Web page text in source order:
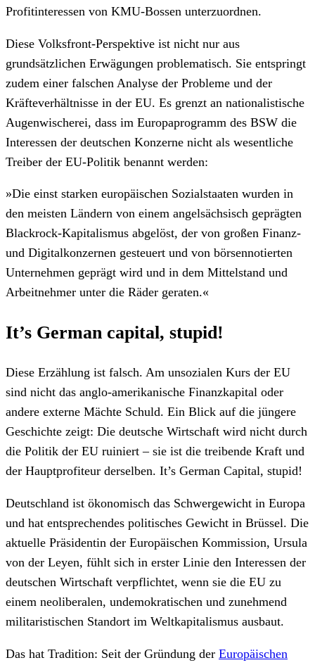
Profitinteressen von KMU-Bossen unterzuordnen.
Diese Volksfront-Perspektive ist nicht nur aus
grundsätzlichen Erwägungen problematisch. Sie entspringt
zudem einer falschen Analyse der Probleme und der
Kräfteverhältnisse in der EU. Es grenzt an nationalistische
Augenwischerei, dass im Europaprogramm des BSW die
Interessen der deutschen Konzerne nicht als wesentliche
Treiber der EU-Politik benannt werden:
»Die einst starken europäischen Sozialstaaten wurden in
den meisten Ländern von einem angelsächsisch geprägten
Blackrock-Kapitalismus abgelöst, der von großen Finanz-
und Digitalkonzernen gesteuert und von börsennotierten
Unternehmen geprägt wird und in dem Mittelstand und
Arbeitnehmer unter die Räder geraten.«
It’s German capital, stupid!
Diese Erzählung ist falsch. Am unsozialen Kurs der EU
sind nicht das anglo-amerikanische Finanzkapital oder
andere externe Mächte Schuld. Ein Blick auf die jüngere
Geschichte zeigt: Die deutsche Wirtschaft wird nicht durch
die Politik der EU ruiniert – sie ist die treibende Kraft und
der Hauptprofiteur derselben. It’s German Capital, stupid!
Deutschland ist ökonomisch das Schwergewicht in Europa
und hat entsprechendes politisches Gewicht in Brüssel. Die
aktuelle Präsidentin der Europäischen Kommission, Ursula
von der Leyen, fühlt sich in erster Linie den Interessen der
deutschen Wirtschaft verpflichtet, wenn sie die EU zu
einem neoliberalen, undemokratischen und zunehmend
militaristischen Standort im Weltkapitalismus ausbaut.
Das hat Tradition: Seit der Gründung der Europäischen